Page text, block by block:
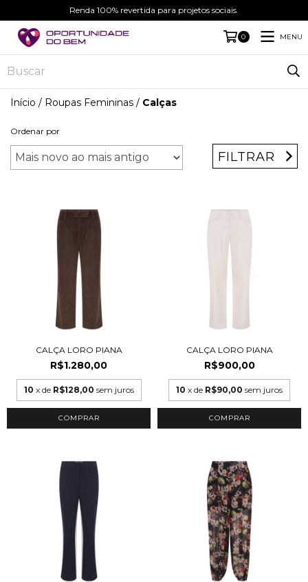
Renda 100% revertida para projetos sociais.
0 MENU
Início / Roupas Femininas / Calças
Ordenar por
FILTRAR
CALÇA LORO PIANA
R$1.280,00
10 x de R$128,00 sem juros
COMPRAR
CALÇA LORO PIANA
R$900,00
10 x de R$90,00 sem juros
COMPRAR